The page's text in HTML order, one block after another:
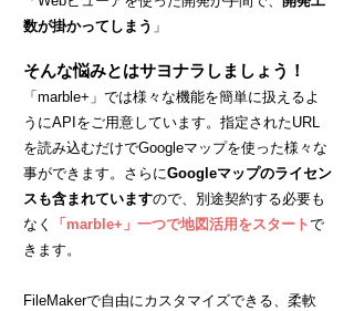
数が掛かってしまう 」
そんな悩みとはサヨナラしましょう！
「marble+」では様々な機能を簡単に扱えるよ
うにAPIをご用意しています。指定されたURL
を読み込むだけでGoogleマップを使った様々な
事ができます。 ​さらにGoogleマップのライセン
スも含まれていますので、別途契約する必要も
なく
「marble+」一つで地図活用をスタートで
きます。
FileMakerで自由にカスタマイズできる、柔軟